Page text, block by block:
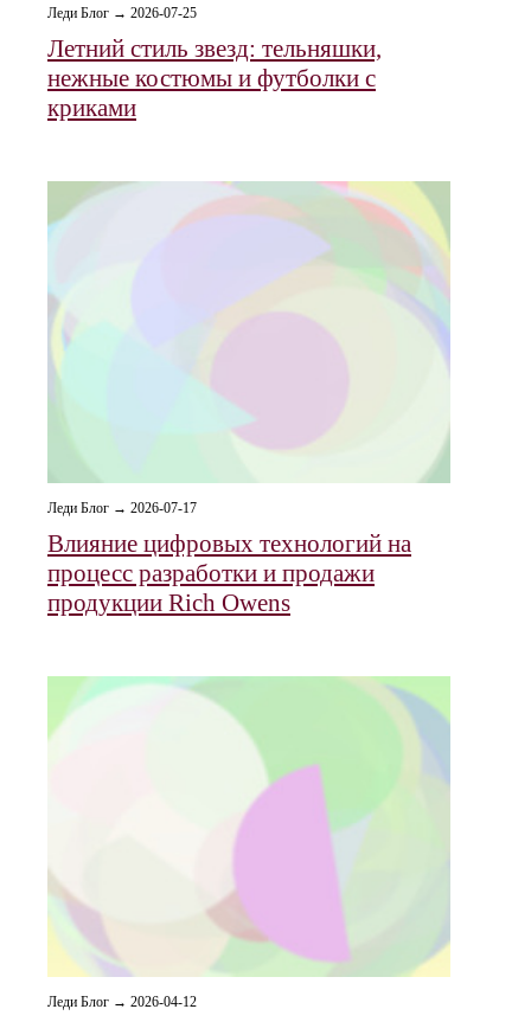
Леди Блог → 2026-07-25
Летний стиль звезд: тельняшки,
нежные костюмы и футболки с
криками
Леди Блог → 2026-07-17
Влияние цифровых технологий на
процесс разработки и продажи
продукции Rich Owens
Леди Блог → 2026-04-12